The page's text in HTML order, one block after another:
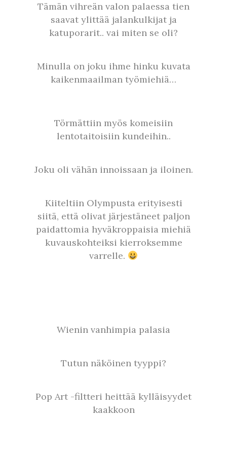
Tämän vihreän valon palaessa tien
saavat ylittää jalankulkijat ja
katuporarit.. vai miten se oli?
Minulla on joku ihme hinku kuvata
kaikenmaailman työmiehiä…
Törmättiin myös komeisiin
lentotaitoisiin kundeihin..
Joku oli vähän innoissaan ja iloinen.
Kiiteltiin Olympusta erityisesti
siitä, että olivat järjestäneet paljon
paidattomia hyväkroppaisia miehiä
kuvauskohteiksi kierroksemme
varrelle.
Wienin vanhimpia palasia
Tutun näköinen tyyppi?
Pop Art -filtteri heittää kylläisyydet
kaakkoon